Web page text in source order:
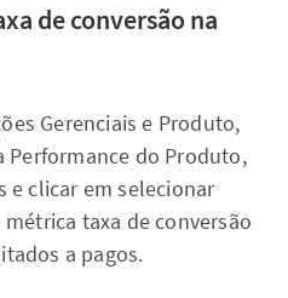
de conversão na
Gerenciais e Produto,
Performance do Produto,
e clicar em selecionar
taxa de conversão
a pagos.